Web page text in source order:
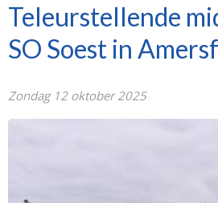
Teleurstellende
SO Soest in
Zondag 12 oktober 2025